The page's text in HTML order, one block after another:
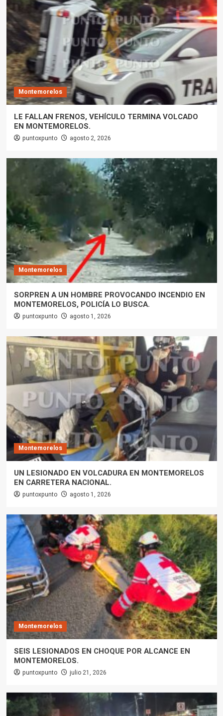
Montemorelos
LE FALLAN FRENOS, VEHÍCULO TERMINA VOLCADO
EN MONTEMORELOS.
puntoxpunto agosto 2, 2026
Montemorelos
SORPREN A UN HOMBRE PROVOCANDO INCENDIO EN
MONTEMORELOS, POLICÍA LO BUSCA.
puntoxpunto agosto 1, 2026
Montemorelos
UN LESIONADO EN VOLCADURA EN MONTEMORELOS
EN CARRETERA NACIONAL.
puntoxpunto agosto 1, 2026
Montemorelos
SEIS LESIONADOS EN CHOQUE POR ALCANCE EN
MONTEMORELOS.
puntoxpunto julio 21, 2026